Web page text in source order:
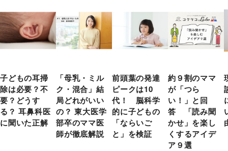
子どもの耳掃
除は必要？不
要？どうす
る？ 耳鼻科医
に聞いた正解
「母乳・ミル
ク・混合」結
局どれがいい
の？ 東大医学
部卒のママ医
師が徹底解説
前頭葉の発達
ピークは10
代！ 脳科学
的に子どもの
「ならいご
と」を検証
約９割のママ
が「つら
い！」と回
答 「読み聞
かせ」を楽し
くするアイデ
ア９選